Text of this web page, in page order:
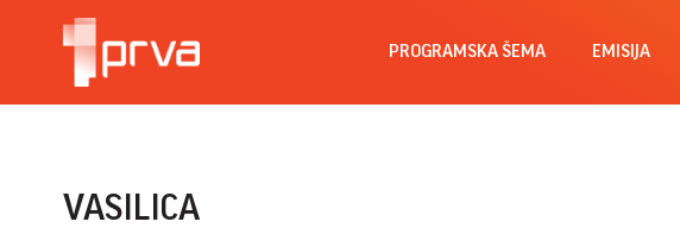
PROGRAMSKA ŠEMA EMISIJA
VASILICA